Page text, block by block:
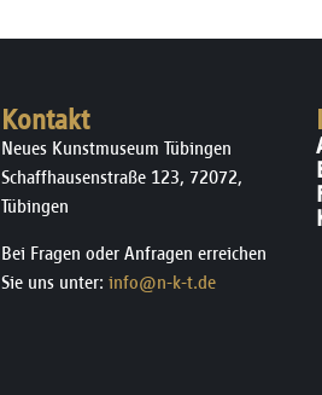
Kontakt
Neues Kunstmuseum Tübingen
Schaffhausenstraße 123, 72072,
Tübingen
Bei Fragen oder Anfragen erreichen
Sie uns unter: info@n-k-t.de